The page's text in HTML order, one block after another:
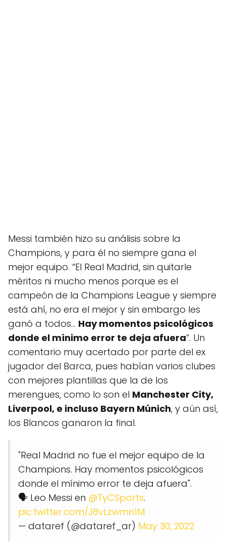
Messi también hizo su análisis sobre la
Champions, y para él no siempre gana el
mejor equipo. “El Real Madrid, sin quitarle
méritos ni mucho menos porque es el
campeón de la Champions League y siempre
está ahí, no era el mejor y sin embargo les
ganó a todos… Hay momentos psicológicos
donde el mínimo error te deja afuera”. Un
comentario muy acertado por parte del ex
jugador del Barca, pues habían varios clubes
con mejores plantillas que la de los
merengues, como lo son el Manchester City,
Liverpool, e incluso Bayern Múnich, y aún así,
los Blancos ganaron la final.
"Real Madrid no fue el mejor equipo de la
Champions. Hay momentos psicológicos
donde el mínimo error te deja afuera".
🗣️ Leo Messi en @TyCSports.
pic.twitter.com/J8vLzwmn1M
— dataref (@dataref_ar) May 30, 2022